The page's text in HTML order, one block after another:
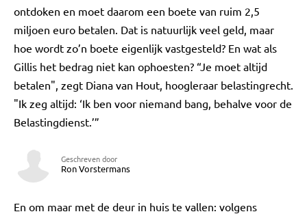
ontdoken en moet daarom een boete van ruim 2,5
miljoen euro betalen. Dat is natuurlijk veel geld, maar
hoe wordt zo’n boete eigenlijk vastgesteld? En wat als
Gillis het bedrag niet kan ophoesten? “Je moet altijd
betalen", zegt Diana van Hout, hoogleraar belastingrecht.
"Ik zeg altijd: ‘Ik ben voor niemand bang, behalve voor de
Belastingdienst.’”
Geschreven door
Ron Vorstermans
En om maar met de deur in huis te vallen: volgens